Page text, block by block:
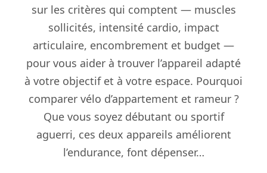
sur les critères qui comptent — muscles
sollicités, intensité cardio, impact
articulaire, encombrement et budget —
pour vous aider à trouver l’appareil adapté
à votre objectif et à votre espace. Pourquoi
comparer vélo d’appartement et rameur ?
Que vous soyez débutant ou sportif
aguerri, ces deux appareils améliorent
l’endurance, font dépenser…